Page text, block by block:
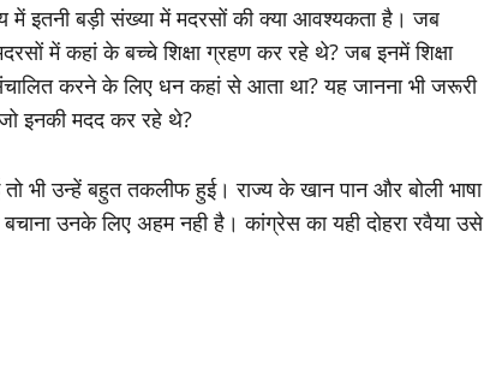
में इतनी बड़ी संख्या में मदरसों की क्या आवश्यकता है। जब
में कहां के बच्चे शिक्षा ग्रहण कर रहे थे? जब इनमें शिक्षा
करने के लिए धन कहां से आता था? यह जानना भी जरूरी
इनकी मदद कर रहे थे?
भी उन्हें बहुत तकलीफ हुई। राज्य के खान पान और बोली भाषा
उनके लिए अहम नही है। कांग्रेस का यही दोहरा रवैया उसे